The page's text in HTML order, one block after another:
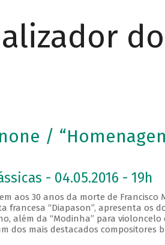
/
- 04.05.2016 - 19h
aos 30 anos da morte de
francesa “Diapason”, apresenta os
além da “Modinha” para
dos mais destacados compositores